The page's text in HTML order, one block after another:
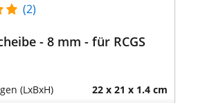
(2)
- 8 mm - für RCGS
(LxBxH) 22 x 21 x 1.4 cm